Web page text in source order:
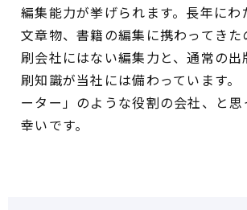
編集能力が挙げられます。長年にわ
文章物、書籍の編集に携わってきた
刷会社にはない編集力と、通常の出
刷知識が当社には備わっています。
ーター」のような役割の会社、と
幸いです。